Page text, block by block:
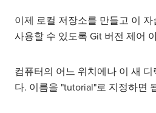
이제 로컬 저장소를 만들고 이
사용할 수 있도록 Git 버전 제어
컴퓨터의 어느 위치에나 이 새
다. 이름을 "tutorial"로 지정하면